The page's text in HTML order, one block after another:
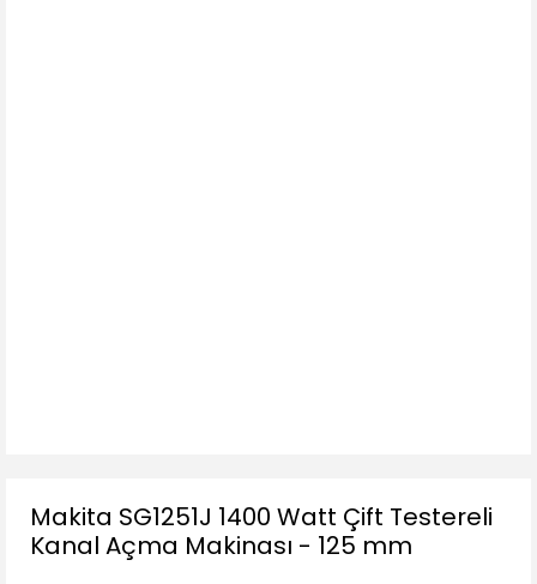
Makita SG1251J 1400 Watt Çift Testereli
Kanal Açma Makinası - 125 mm